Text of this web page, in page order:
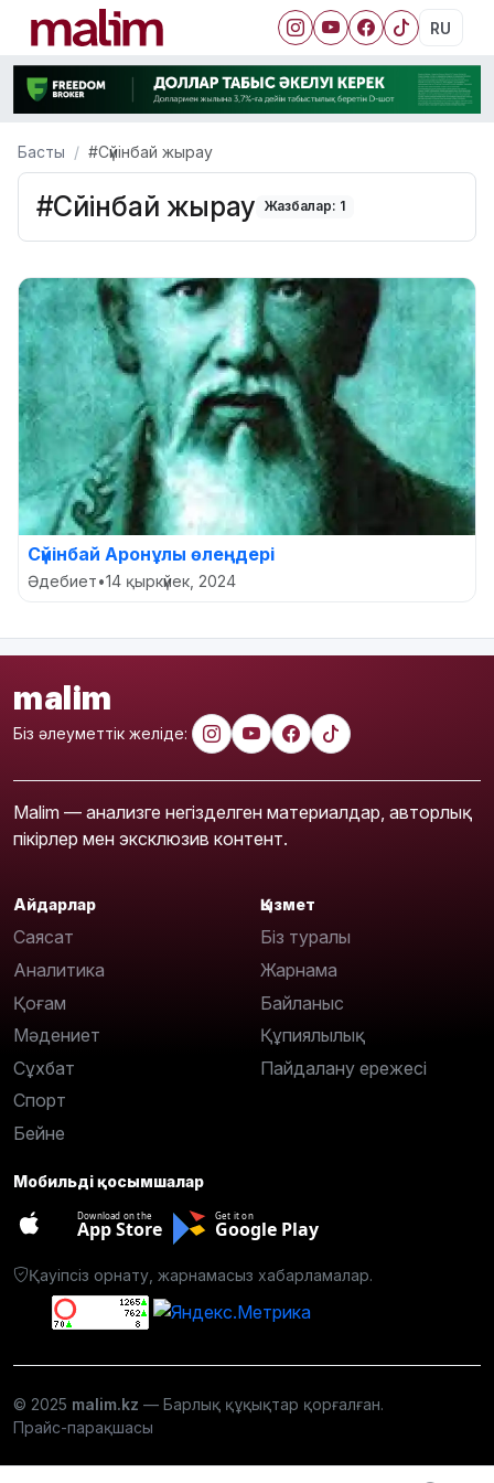
RU
Басты #Сүйінбай жырау
#Сүйінбай жырау Жазбалар: 1
Сүйінбай Аронұлы өлеңдері
Әдебиет•14 қыркүйек, 2024
malim
Біз әлеуметтік желіде:
Malim — анализге негізделген материалдар, авторлық
пікірлер мен эксклюзив контент.
Айдарлар
Саясат
Аналитика
Қоғам
Мәдениет
Сұхбат
Спорт
Бейне
Қызмет
Біз туралы
Жарнама
Байланыс
Құпиялылық
Пайдалану ережесі
Мобильді қосымшалар
Download on the
App Store
Get it on
Google Play
Қауіпсіз орнату, жарнамасыз хабарламалар.
© 2025 malim.kz — Барлық құқықтар қорғалған.
Прайс-парақшасы